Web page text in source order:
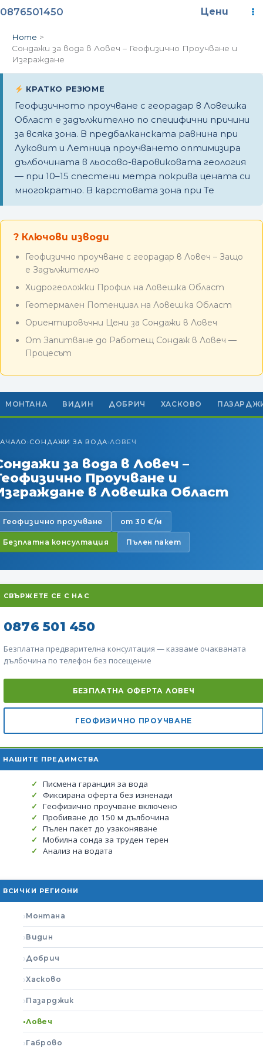
to
0876501450 Цени
Home
Сондажи за вода в Ловеч – Геофизично Проучване и
Изграждане
КРАТКО РЕЗЮМЕ
Геофизичното проучване с георадар в Ловешка
Област е задължително по специфични причини
за всяка зона. В предбалканската равнина при
Луковит и Летница проучването оптимизира
дълбочината в льосово-варовиковата геология
— при 10–15 спестени метра покрива цената си
многократно. В карстовата зона при Те
? Ключови изводи
Геофизично проучване с георадар в Ловеч – Защо
е Задължително
Хидрогеоложки Профил на Ловешка Област
Геотермален Потенциал на Ловешка Област
Ориентировъчни Цени за Сондажи в Ловеч
От Запитване до Работещ Сондаж в Ловеч —
Процесът
МОНТАНА ВИДИН ДОБРИЧ ХАСКОВО
› СОНДАЖИ ЗА ВОДА›ЛОВЕЧ
за вода в Ловеч –
Проучване и
в Ловешка Област
Геофизично проучване от 30 €/м
Безплатна консултация Пълен пакет
СВЪРЖЕТЕ СЕ С НАС
0876 501 450
Безплатна предварителна консултация — казваме очакваната
дълбочина по телефон без посещение
БЕЗПЛАТНА ОФЕРТА ЛОВЕЧ
ГЕОФИЗИЧНО ПРОУЧВАНЕ
НАШИТЕ ПРЕДИМСТВА
Писмена гаранция за вода
Фиксирана оферта без изненади
Геофизично проучване включено
Пробиване до 150 м дълбочина
Пълен пакет до узаконяване
Мобилна сонда за труден терен
Анализ на водата
ВСИЧКИ РЕГИОНИ
Монтана
Видин
Добрич
Хасково
Пазарджик
Ловеч
Габрово